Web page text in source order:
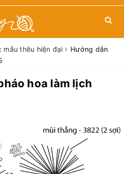
mẫu thêu hiện đại
Hướng dẫn
hoa làm lịch